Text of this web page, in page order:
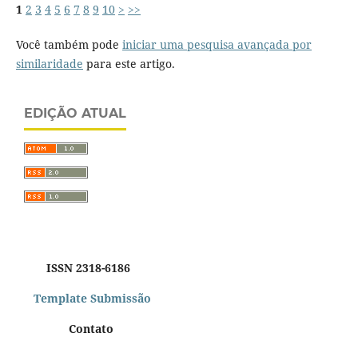
1 2 3 4 5 6 7 8 9 10 > >>
Você também pode iniciar uma pesquisa avançada por
similaridade para este artigo.
EDIÇÃO ATUAL
ISSN 2318-6186
Template Submissão
Contato